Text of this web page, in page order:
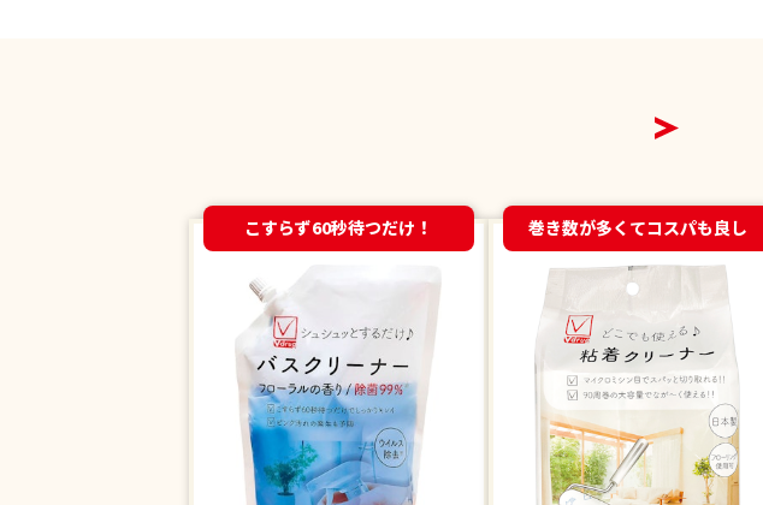
こすらず60秒待つだけ！ 巻き数が多くてコスパも良し